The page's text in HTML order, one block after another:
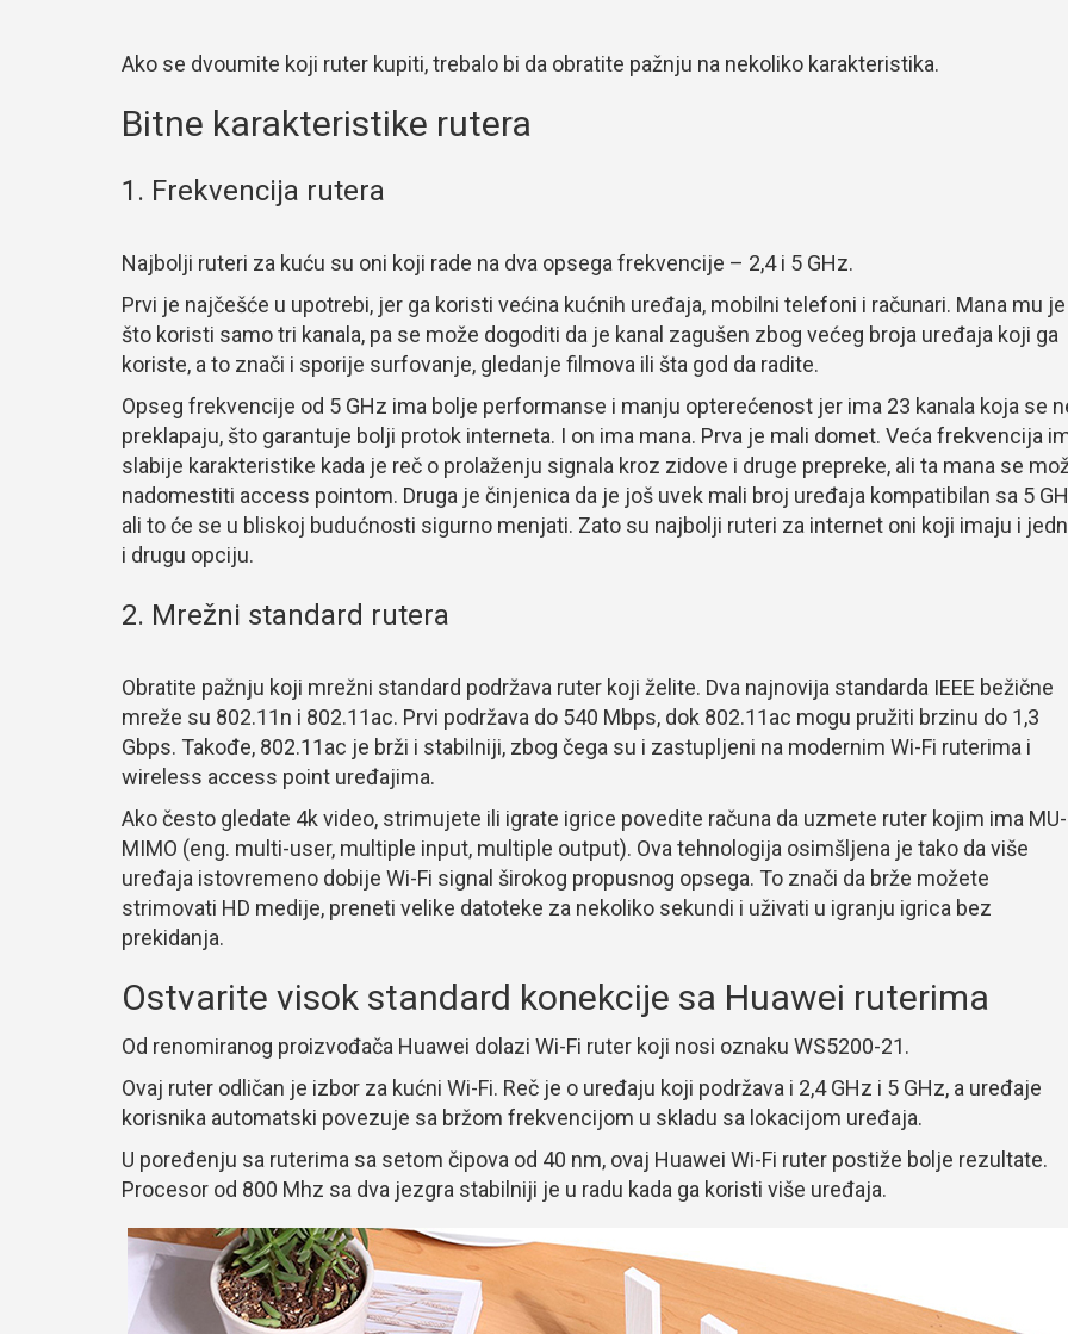
Ako se dvoumite koji ruter kupiti, trebalo bi da obratite pažnju na nekoliko karakteristika.
Bitne karakteristike rutera
1. Frekvencija rutera
Najbolji ruteri za kuću su oni koji rade na dva opsega frekvencije – 2,4 i 5 GHz.
Prvi je najčešće u upotrebi, jer ga koristi većina kućnih uređaja, mobilni telefoni i računari. Mana mu je
što koristi samo tri kanala, pa se može dogoditi da je kanal zagušen zbog većeg broja uređaja koji ga
koriste, a to znači i sporije surfovanje, gledanje filmova ili šta god da radite.
Opseg frekvencije od 5 GHz ima bolje performanse i manju opterećenost jer ima 23 kanala koja se
preklapaju, što garantuje bolji protok interneta. I on ima mana. Prva je mali domet. Veća frekvencija
slabije karakteristike kada je reč o prolaženju signala kroz zidove i druge prepreke, ali ta mana se
nadomestiti access pointom. Druga je činjenica da je još uvek mali broj uređaja kompatibilan sa 5
ali to će se u bliskoj budućnosti sigurno menjati. Zato su najbolji ruteri za internet oni koji imaju i
i drugu opciju.
2. Mrežni standard rutera
Obratite pažnju koji mrežni standard podržava ruter koji želite. Dva najnovija standarda IEEE bežične
mreže su 802.11n i 802.11ac. Prvi podržava do 540 Mbps, dok 802.11ac mogu pružiti brzinu do 1,3
Gbps. Takođe, 802.11ac je brži i stabilniji, zbog čega su i zastupljeni na modernim Wi-Fi ruterima i
wireless access point uređajima.
Ako često gledate 4k video, strimujete ili igrate igrice povedite računa da uzmete ruter kojim ima MU-
MIMO (eng. multi-user, multiple input, multiple output). Ova tehnologija osimšljena je tako da više
uređaja istovremeno dobije Wi-Fi signal širokog propusnog opsega. To znači da brže možete
strimovati HD medije, preneti velike datoteke za nekoliko sekundi i uživati u igranju igrica bez
prekidanja.
Ostvarite visok standard konekcije sa Huawei ruterima
Od renomiranog proizvođača Huawei dolazi Wi-Fi ruter koji nosi oznaku WS5200-21.
Ovaj ruter odličan je izbor za kućni Wi-Fi. Reč je o uređaju koji podržava i 2,4 GHz i 5 GHz, a uređaje
korisnika automatski povezuje sa bržom frekvencijom u skladu sa lokacijom uređaja.
U poređenju sa ruterima sa setom čipova od 40 nm, ovaj Huawei Wi-Fi ruter postiže bolje rezultate.
Procesor od 800 Mhz sa dva jezgra stabilniji je u radu kada ga koristi više uređaja.